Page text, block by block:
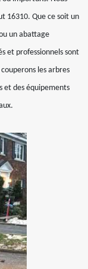
16310. Que ce soit un
un abattage
et professionnels sont
les arbres
et des équipements